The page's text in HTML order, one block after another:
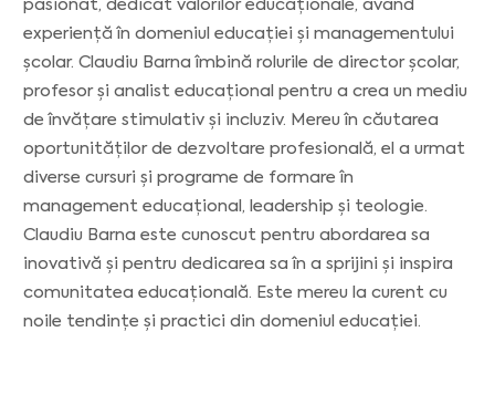
pasionat, dedicat valorilor educaționale, având
experiență în domeniul educației și managementului
școlar. Claudiu Barna îmbină rolurile de director școlar,
profesor și analist educațional pentru a crea un mediu
de învățare stimulativ și incluziv. Mereu în căutarea
oportunităților de dezvoltare profesională, el a urmat
diverse cursuri și programe de formare în
management educațional, leadership și teologie.
Claudiu Barna este cunoscut pentru abordarea sa
inovativă și pentru dedicarea sa în a sprijini și inspira
comunitatea educațională. Este mereu la curent cu
noile tendințe și practici din domeniul educației.